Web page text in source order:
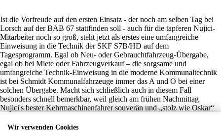
Ist die Vorfreude auf den ersten Einsatz - der noch am selben Tag bei
Lorsch auf der BAB 67 stattfinden soll - auch für die tapferen Nujici-
Mitarbeiter noch so groß, steht jetzt als erstes eine umfangreiche
Einweisung in die Technik der SKF S7B/HD auf dem
Tagesprogramm. Egal ob Neu- oder Gebrauchtfahrzeug-Übergabe,
egal ob bei Miete oder Fahrzeugverkauf – die sorgsame und
umfangreiche Technik-Einweisung in die moderne Kommunaltechnik
ist bei Schmidt Kommunalfahrzeuge immer das A und O bei einer
solchen Übergabe. Macht sich schließlich auch in diesem Fall
besonders schnell bemerkbar, weil gleich am frühen Nachmittag
Nujici's bester Kehrmaschinenfahrer souverän und „stolz wie Oskar“
nahegelegenen Autobahn A67 problemlos und souverän erledigt.
Wir verwenden Cookies